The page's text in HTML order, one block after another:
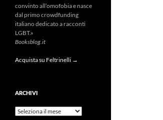
convinto all’omofobia e nasce
dal primo crowdfunding
italiano dedicato a racconti
LGBT.»
Booksblog.it
Acquista su Feltrinelli →
ARCHIVI
Archivi